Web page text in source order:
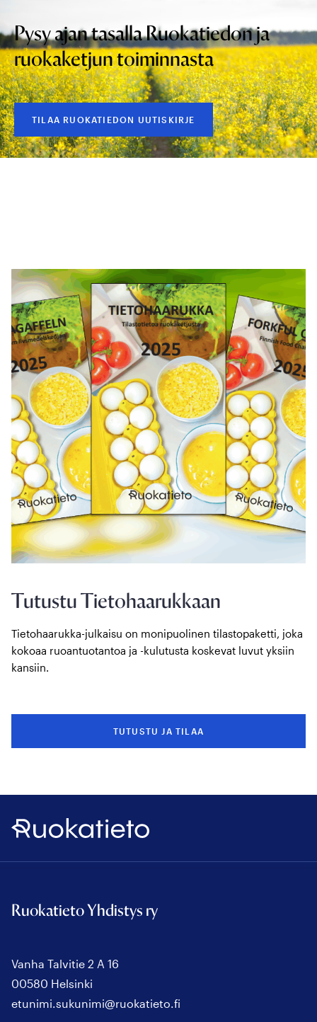
Pysy ajan tasalla Ruokatiedon ja
ruokaketjun toiminnasta
TILAA RUOKATIEDON UUTISKIRJE
Tutustu Tietohaarukkaan
Tietohaarukka-julkaisu on monipuolinen tilastopaketti, joka
kokoaa ruoantuotantoa ja -kulutusta koskevat luvut yksiin
kansiin.
TUTUSTU JA TILAA
Ruokatieto
Ruokatieto Yhdistys ry
Vanha Talvitie 2 A 16
00580 Helsinki
etunimi.sukunimi@ruokatieto.fi